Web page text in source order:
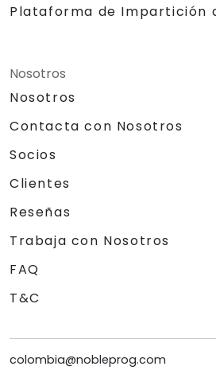
Plataforma de Impartición
Nosotros
Nosotros
Contacta con Nosotros
Socios
Clientes
Reseñas
Trabaja con Nosotros
FAQ
T&C
colombia@nobleprog.com